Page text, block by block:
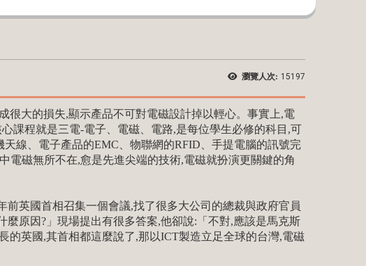
瀏覽人次: 15197
大的損失,顯示產品不可對電磁設計掉以輕心。事實上,電
課程就是三電-電子、電磁、電路,是每位學生必修的科目,可
線、電子產品的EMC、物聯網的RFID、手提電腦的訊號完
電磁無所不在,愈是先進尖端的技術,電磁就扮演更關鍵的角
英國首相召集一個會議,找了很多大公司的總裁與政府官員
原因?」現場提出有很多答案,他卻說:「不對,應該是馬克斯
的英國,其首相都這麼說了,那以ICT製造立足全球的台灣,電磁